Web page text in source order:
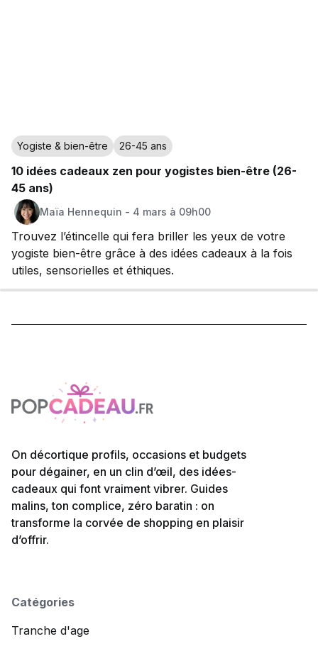
Yogiste & bien-être 26-45 ans
10 idées cadeaux zen pour yogistes bien-être (26-
45 ans)
Maïa Hennequin - 4 mars à 09h00
Trouvez l’étincelle qui fera briller les yeux de votre
yogiste bien-être grâce à des idées cadeaux à la fois
utiles, sensorielles et éthiques.
On décortique profils, occasions et budgets
pour dégainer, en un clin d’œil, des idées-
cadeaux qui font vraiment vibrer. Guides
malins, ton complice, zéro baratin : on
transforme la corvée de shopping en plaisir
d’offrir.
Catégories
Tranche d'age